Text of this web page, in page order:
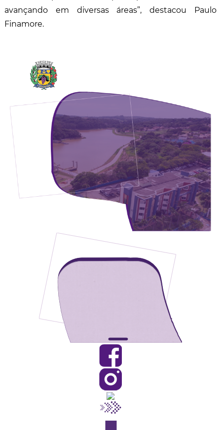
avançando em diversas áreas”, destacou Paulo
Finamore.